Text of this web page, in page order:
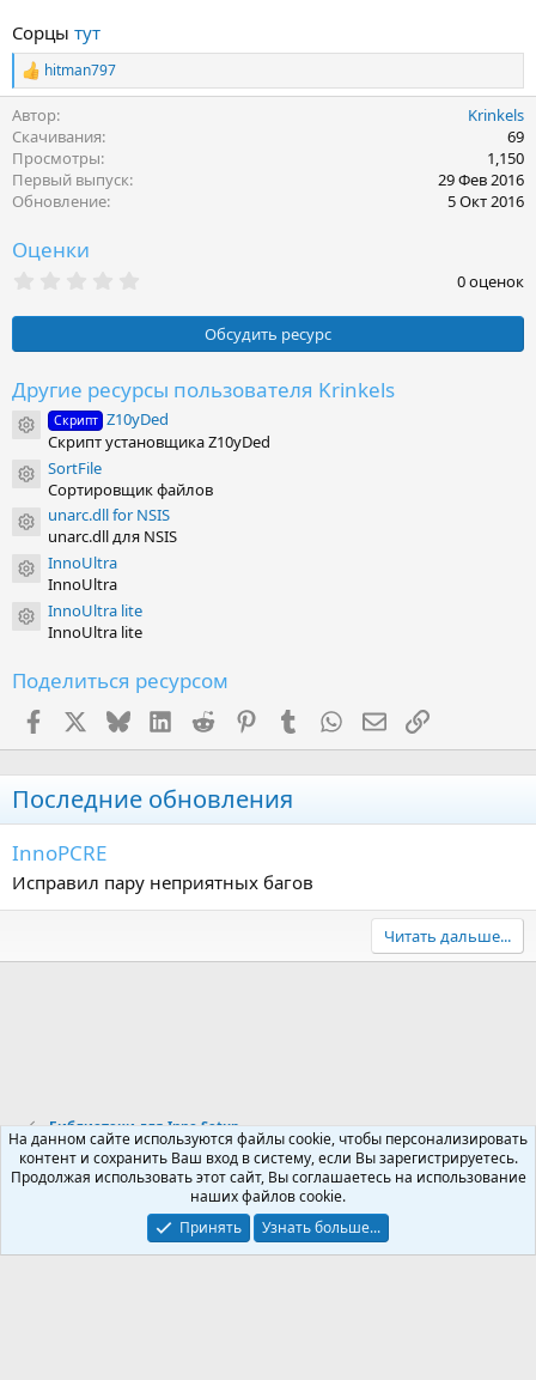
Сорцы тут
Р
е
а
к
ц
и
и
:
hitman797
Автор
Krinkels
Скачивания
69
Просмотры
1,150
Первый выпуск
29 Фев 2016
Обновление
5 Окт 2016
Оценки
0
з
ё
з
д
0 оценок
Обсудить ресурс
Другие ресурсы пользователя Krinkels
Иконка ресурса
Скрипт Z10yDed
Скрипт установщика Z10yDed
Иконка ресурса
SortFile
Сортировщик файлов
Иконка ресурса
unarc.dll for NSIS
unarc.dll для NSIS
Иконка ресурса
InnoUltra
InnoUltra
Иконка ресурса
InnoUltra lite
InnoUltra lite
Поделиться ресурсом
FacebookX (Twitter)
BlueskyLinkedInReddit PinterestTumblr WhatsApp
Электронная
Ссылка
Последние обновления
InnoPCRE
Исправил пару неприятных багов
Читать дальше...
Библиотеки для Inno Setup
Russian (RU)
Условия и правила
Политика конфиденциальности
Помощь
На данном сайте используются файлы cookie, чтобы персонализировать
контент и сохранить Ваш вход в систему, если Вы зарегистрируетесь.
Продолжая использовать этот сайт, Вы соглашаетесь на использование
наших файлов cookie.
Принять
Узнать больше...